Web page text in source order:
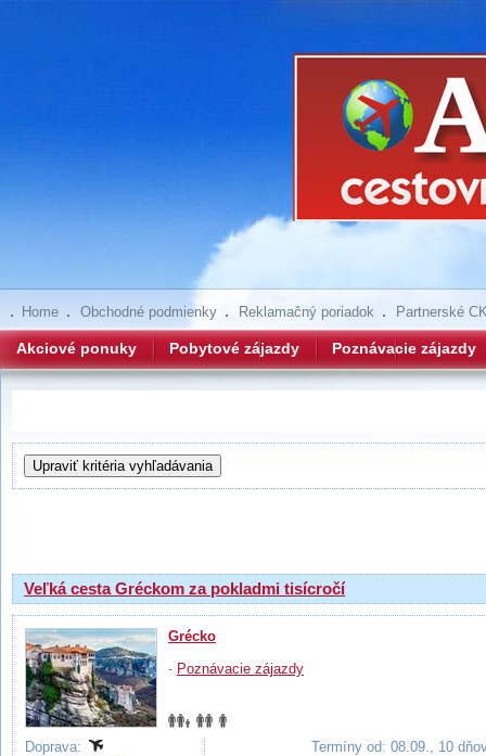
Home Obchodné podmienky Reklamačný poriadok Partnerské
Akciové ponuky Pobytové zájazdy Poznávacie zájazdy
Veľká cesta Gréckom za pokladmi tisícročí
Grécko
- Poznávacie zájazdy
Doprava:
Termíny od: 08.09., 10